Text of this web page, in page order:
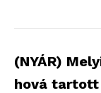
(NYÁR)
hová tartott